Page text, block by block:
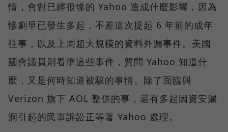
情，會對已經很慘的 Yahoo 造成什麼影響，因為
慘劇早已發生多起，不差這次提起 6 年前的成年
往事，以及上周超大規模的資料外漏事件。美國
國會議員則看準這些事件，質問 Yahoo 知道什
麼，又是何時知道被駭的事情。除了面臨與
Verizon 旗下 AOL 整併的事，還有多起因資安漏
洞引起的民事訴訟正等著 Yahoo 處理。